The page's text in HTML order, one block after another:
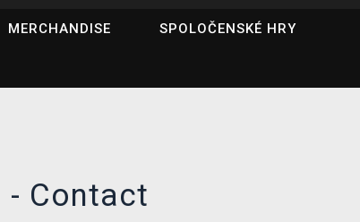
MERCHANDISE SPOLOČENSKÉ HRY
- Contact